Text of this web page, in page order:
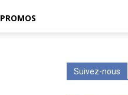
PROMOS
Suivez-nous